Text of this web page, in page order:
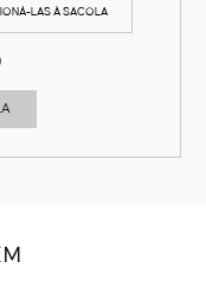
LAS À SACOLA